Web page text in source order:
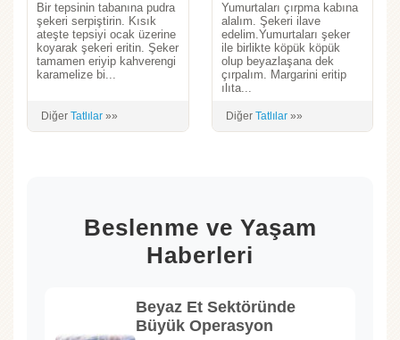
Bir tepsinin tabanına pudra
şekeri serpiştirin. Kısık
ateşte tepsiyi ocak üzerine
koyarak şekeri eritin. Şeker
tamamen eriyip kahverengi
karamelize bi...
Diğer Tatlılar »»
Yumurtaları çırpma kabına
alalım. Şekeri ilave
edelim.Yumurtaları şeker
ile birlikte köpük köpük
olup beyazlaşana dek
çırpalım. Margarini eritip
ılıta...
Diğer Tatlılar»»
Beslenme ve Yaşam
Haberleri
Beyaz Et Sektöründe
Büyük Operasyon